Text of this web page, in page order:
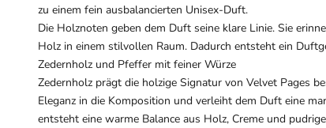
zu einem fein ausbalancierten Unisex-Duft.
Die Holznoten geben dem Duft seine klare Linie. Sie
Holz in einem stilvollen Raum. Dadurch entsteht ein
Zedernholz und Pfeffer mit feiner Würze
Zedernholz prägt die holzige Signatur von Velvet Pages
Eleganz in die Komposition und verleiht dem Duft eine
entsteht eine warme Balance aus Holz, Creme und